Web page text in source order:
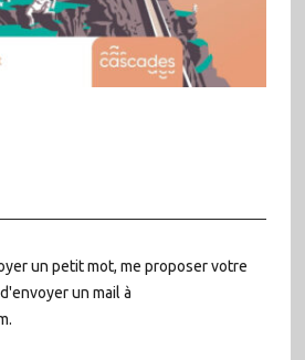
un petit mot, me proposer votre
un mail à